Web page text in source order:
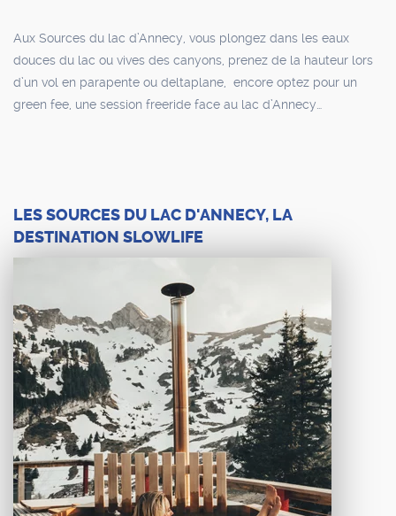
Aux Sources du lac d’Annecy, vous plongez dans les eaux
douces du lac ou vives des canyons, prenez de la hauteur lors
d’un vol en parapente ou deltaplane, encore optez pour un
green fee, une session freeride face au lac d’Annecy…
LES SOURCES DU LAC D'ANNECY, LA
DESTINATION SLOWLIFE